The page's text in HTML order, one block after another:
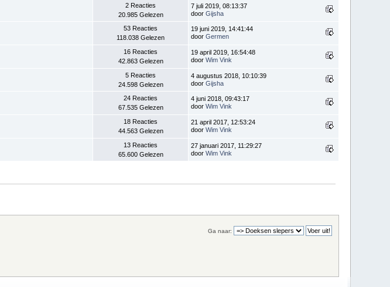
2 Reacties
20.985 Gelezen
7 juli 2019, 08:13:37
doorGijsha
53 Reacties
118.038 Gelezen
19 juni 2019, 14:41:44
doorGermen
16 Reacties
42.863 Gelezen
19 april 2019, 16:54:48
doorWim Vink
5 Reacties
24.598 Gelezen
4 augustus 2018, 10:10:39
doorGijsha
24 Reacties
67.535 Gelezen
4 juni 2018, 09:43:17
doorWim Vink
18 Reacties
44.563 Gelezen
21 april 2017, 12:53:24
doorWim Vink
13 Reacties
65.600 Gelezen
27 januari 2017, 11:29:27
doorWim Vink
Ga naar: